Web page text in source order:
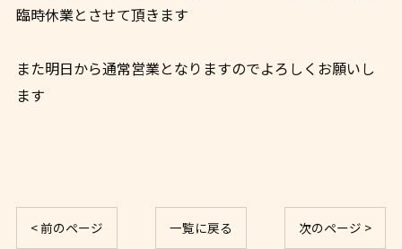
臨時休業とさせて頂きます
また明日から通常営業となりますのでよろしくお願いし
ます
< 前のページ 一覧に戻る 次のページ >